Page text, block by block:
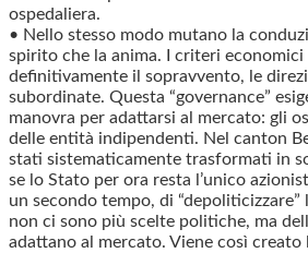
ospedaliera.
• Nello stesso modo mutano la
spirito che la anima. I criteri
definitivamente il sopravvento, le
subordinate. Questa “governance”
manovra per adattarsi al mercato: gli
delle entità indipendenti. Nel canton
stati sistematicamente trasformati in
se lo Stato per ora resta l’unico
un secondo tempo, di
non ci sono più scelte politiche, ma
adattano al mercato. Viene così creato